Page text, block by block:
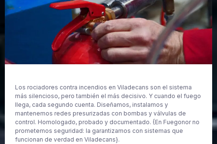
Los rociadores contra incendios en Viladecans son el sistema
más silencioso, pero también el más decisivo. Y cuando el fuego
llega, cada segundo cuenta. Diseñamos, instalamos y
mantenemos redes presurizadas con bombas y válvulas de
control. Homologado, probado y documentado. {En Fuegonor no
prometemos seguridad: la garantizamos con sistemas que
funcionan de verdad en Viladecans}.